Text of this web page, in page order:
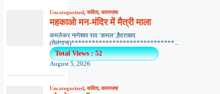
Uncategorized,कविता,काव्यभाषा
महकाओ मन-मंदिर में मैत्री माला
कमलेकर नागेश्वर राव ‘कमल’,हैदराबाद
(तेलंगाना)******************************...
Total Views : 52
August 5, 2026
Uncategorized,कविता,काव्यभाषा